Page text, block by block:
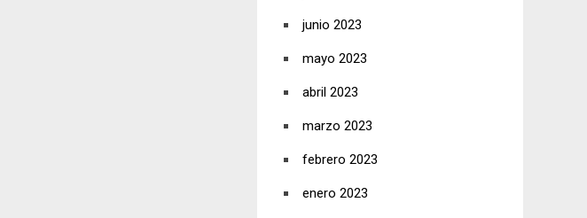
junio 2023
mayo 2023
abril 2023
marzo 2023
febrero 2023
enero 2023